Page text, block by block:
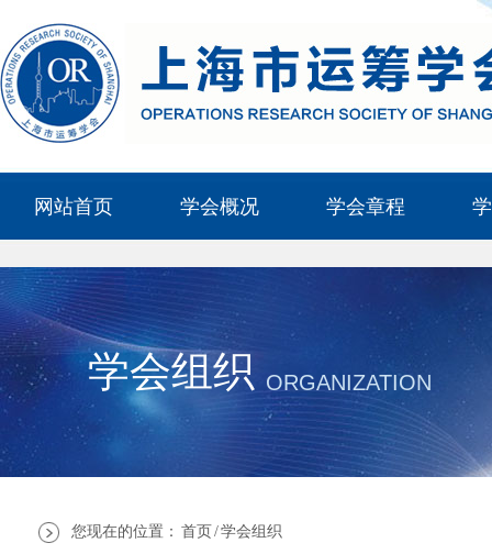
网站首页 学会概况 学会章程
学会组织 ORGANIZATION
您现在的位置： 首页 /学会组织